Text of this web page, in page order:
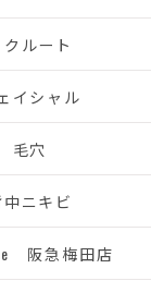
クルート
イシャル
毛穴
中ニキビ
阪急梅田店